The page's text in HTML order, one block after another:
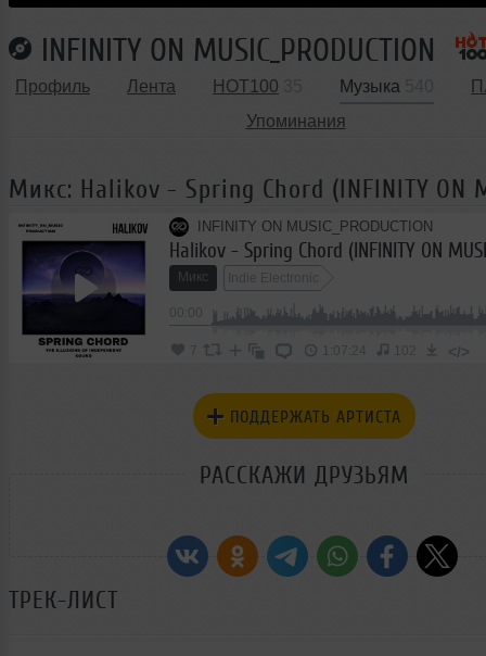
INFINITY ON MUSIC_PRODUCTION
Профиль Лента HOT100 Музыка
Упоминания
Микс: Halikov - Spring Chord (INFINITY ON
INFINITY ON MUSIC_PRODUCTION
Halikov - Spring Chord (INFINITY ON
Микс Indie Electronic
7 1:07:24 102 </>
ПОДДЕРЖАТЬ АРТИСТА
РАССКАЖИ ДРУЗЬЯМ
ТРЕК-ЛИСТ